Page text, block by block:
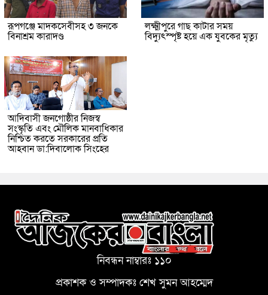
রূপগঞ্জে মাদকসেবীসহ ৩ জনকে
বিনাশ্রম কারাদণ্ড
লক্ষ্মীপুরে গাছ কাটার সময়
বিদ্যুৎস্পৃষ্ট হয়ে এক যুবকের মৃত্যু
আদিবাসী জনগোষ্ঠীর নিজস্ব
সংস্কৃতি এবং মৌলিক মানবাধিকার
নিশ্চিত করতে সরকারের প্রতি
আহবান ডা:দিবালোক সিংহের
নিবন্ধন নাম্বারঃ ১১০
প্রকাশক ও সম্পাদকঃ শেখ সুমন আহম্মেদ